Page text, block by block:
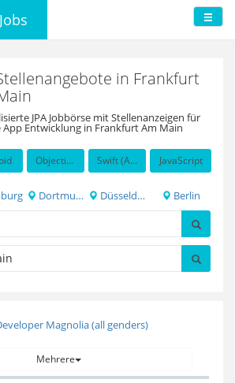
in Frankfurt
JPA Jobbörse mit Stellenanzeigen für
App Entwicklung in Frankfurt Am Main
Objective-C Swift (Apple programming language) JavaScript
Dortmund Düsseldorf Berlin
Magnolia (all genders)
Mehrere